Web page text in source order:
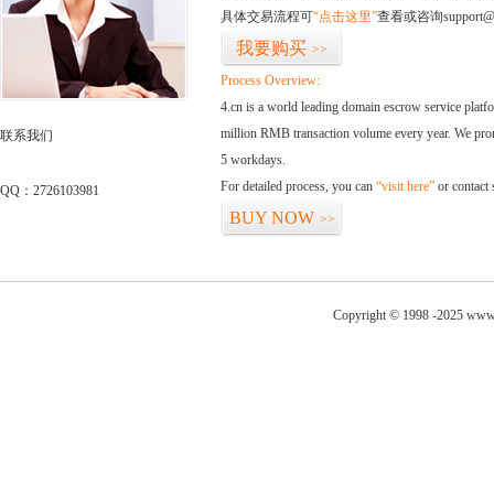
联系我们
QQ：2726103981
具体交易流程可“点击这里”查看或咨询
我要购买 >>
Process Overview:
4.cn is a world leading domain escrow service
million RMB transaction volume every year. We
5 workdays.
For detailed process, you can “visit here” or contact
BUY NOW >>
Copyright © 1998 -2025